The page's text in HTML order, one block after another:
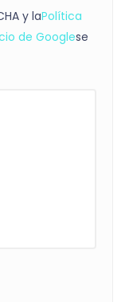
y laPolítica
de Googlese